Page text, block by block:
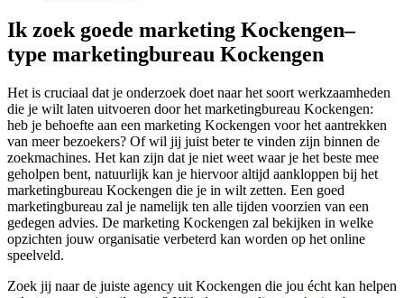
Ik zoek goede marketing Kockengen–
type marketingbureau Kockengen
Het is cruciaal dat je onderzoek doet naar het soort werkzaamheden
die je wilt laten uitvoeren door het marketingbureau Kockengen:
heb je behoefte aan een marketing Kockengen voor het aantrekken
van meer bezoekers? Of wil jij juist beter te vinden zijn binnen de
zoekmachines. Het kan zijn dat je niet weet waar je het beste mee
geholpen bent, natuurlijk kan je hiervoor altijd aankloppen bij het
marketingbureau Kockengen die je in wilt zetten. Een goed
marketingbureau zal je namelijk ten alle tijden voorzien van een
gedegen advies. De marketing Kockengen zal bekijken in welke
opzichten jouw organisatie verbeterd kan worden op het online
speelveld.
Zoek jij naar de juiste agency uit Kockengen die jou écht kan helpen